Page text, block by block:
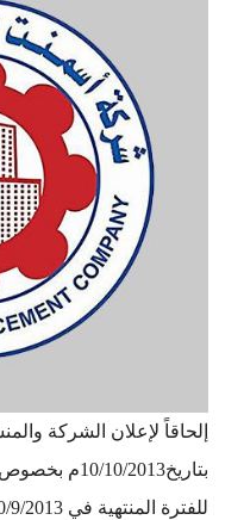
إلحاقاً لإعلان الشركة
بتاريخ10/10/